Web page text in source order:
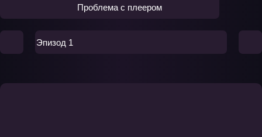
Проблема с плеером
Эпизод 1